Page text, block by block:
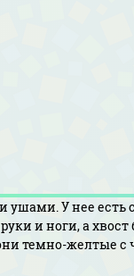
У нее есть
и ноги, а
темно-желтые с